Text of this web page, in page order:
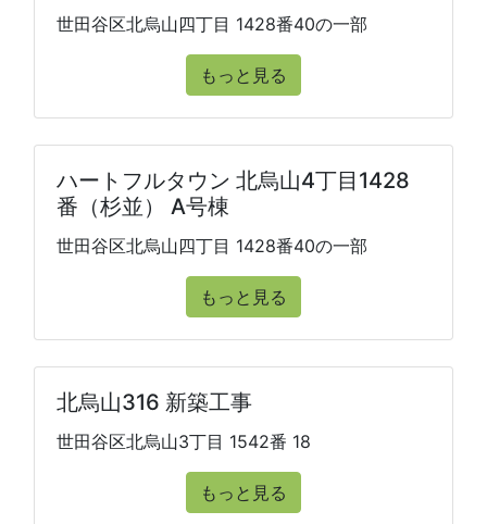
世田谷区北烏山四丁目 1428番40の一部
もっと見る
ハートフルタウン 北烏山4丁目1428
番（杉並） A号棟
世田谷区北烏山四丁目 1428番40の一部
もっと見る
北烏山316 新築工事
世田谷区北烏山3丁目 1542番 18
もっと見る